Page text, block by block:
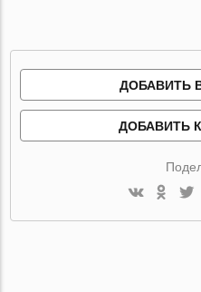
ДОБАВИТЬ
ДОБАВИТЬ